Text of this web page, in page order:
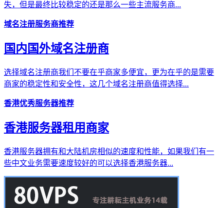
失，但是最终比较稳定的还是那么一些主流服务商...
域名注册服务商推荐
国内国外域名注册商
选择域名注册商我们不要在乎商家多便宜，更为在乎的是需要
商家的稳定性和安全性，这几个域名注册商值得选择...
香港优秀服务器推荐
香港服务器租用商家
香港服务器拥有和大陆机房相似的速度和性能，如果我们有一
些中文业务需要速度较好的可以选择香港服务器...